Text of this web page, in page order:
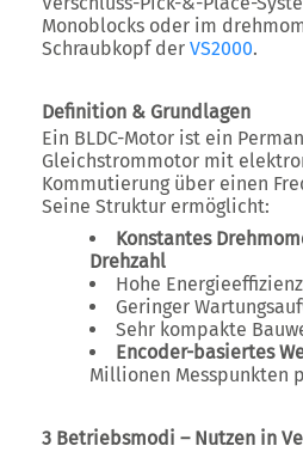
Monoblocks oder im
Schraubkopf der VS2000.
Definition & Grundlagen
Ein BLDC-Motor ist ein
Gleichstrommotor mit
Kommutierung über einen
Seine Struktur ermöglicht:
Konstantes
Drehzahl
Hohe Energieeffizienz
Geringer
Sehr kompakte
Encoder-basiertes
Millionen Messpunkten
3 Betriebsmodi – Nutzen in